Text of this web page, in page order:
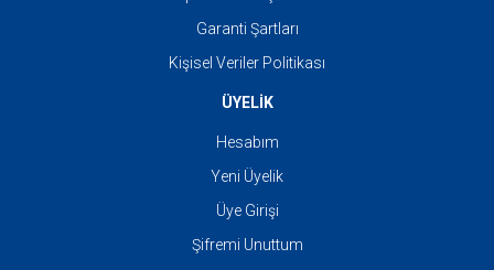
Garanti Şartları
Kişisel Veriler Politikası
ÜYELİK
Hesabım
Yeni Üyelik
Üye Girişi
Şifremi Unuttum